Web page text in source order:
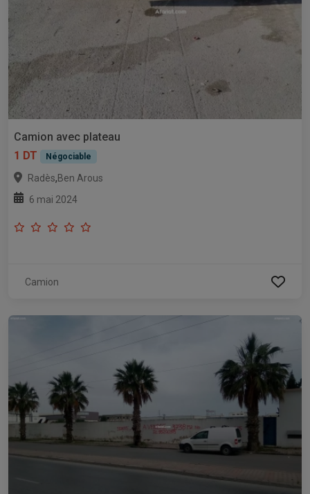
Camion avec plateau
1 DT
Négociable
Radès,Ben Arous
6 mai 2024
Camion